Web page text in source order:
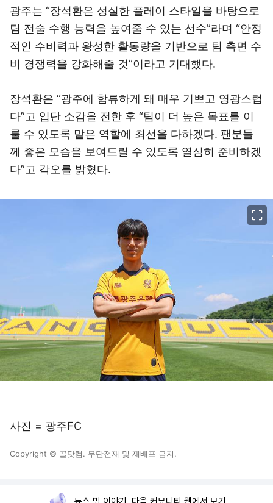
광주는 “장석환은 성실한 플레이 스타일을 바탕으로
팀 전술 수행 능력을 높여줄 수 있는 선수”라며 “안정
적인 수비력과 왕성한 활동량을 기반으로 팀 측면 수
비 경쟁력을 강화해줄 것”이라고 기대했다.
장석환은 “광주에 합류하게 돼 매우 기쁘고 영광스럽
다”고 입단 소감을 전한 후 “팀이 더 높은 목표를 이
룰 수 있도록 맡은 역할에 최선을 다하겠다. 팬분들
께 좋은 모습을 보여드릴 수 있도록 열심히 준비하겠
다”고 각오를 밝혔다.
사진 = 광주FC
Copyright © 골닷컴. 무단전재 및 재배포 금지.